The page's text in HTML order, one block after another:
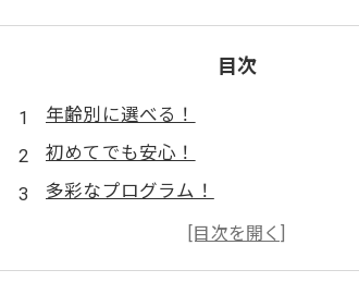
目次
年齢別に選べる！
初めてでも安心！
多彩なプログラム！
体験だけでなく！
家族で楽しめる！